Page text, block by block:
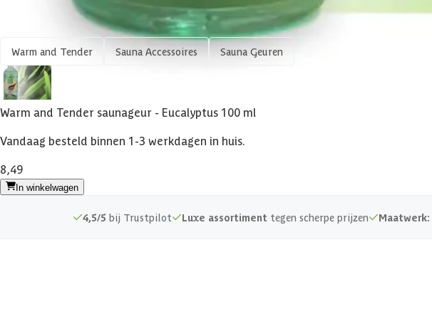
Shop meer
Warm and Tender Sauna Accessoires Sauna Geuren
Warm and Tender saunageur - Eucalyptus 100 ml
Vandaag besteld binnen 1-3 werkdagen in huis.
8,49
In winkelwagen
4,5/5 bij Trustpilot Luxe assortiment tegen scherpe prijzen Maatwerk: